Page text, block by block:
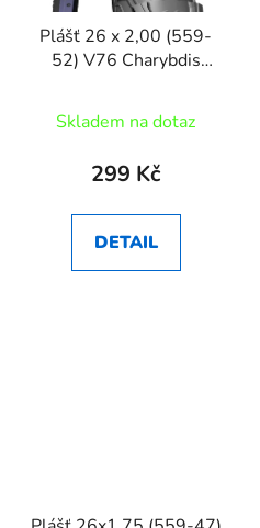
Plášť 26 x 2,00 (559-
52) V76 Charybdis
Skladem na dotaz
299 Kč
DETAIL